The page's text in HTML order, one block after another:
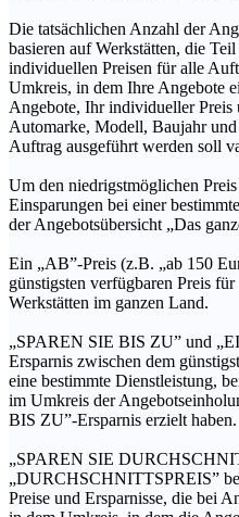
Die tatsächlichen Anzahl der
basieren auf Werkstätten, die
individuellen Preisen für alle
Umkreis, in dem Ihre Angebote
Angebote, Ihr individueller Preis
Automarke, Modell, Baujahr
Auftrag ausgeführt werden soll
Um den niedrigstmöglichen
Einsparungen bei einer
der Angebotsübersicht „Das
Ein „AB”-Preis (z.B. „ab 150
günstigsten verfügbaren Preis
Werkstätten im ganzen Land.
„SPAREN SIE BIS ZU” und
Ersparnis zwischen dem
eine bestimmte Dienstleistung,
im Umkreis der
BIS ZU”-Ersparnis erzielt haben.
„SPAREN SIE
„DURCHSCHNITTSPREIS”
Preise und Ersparnisse, die bei